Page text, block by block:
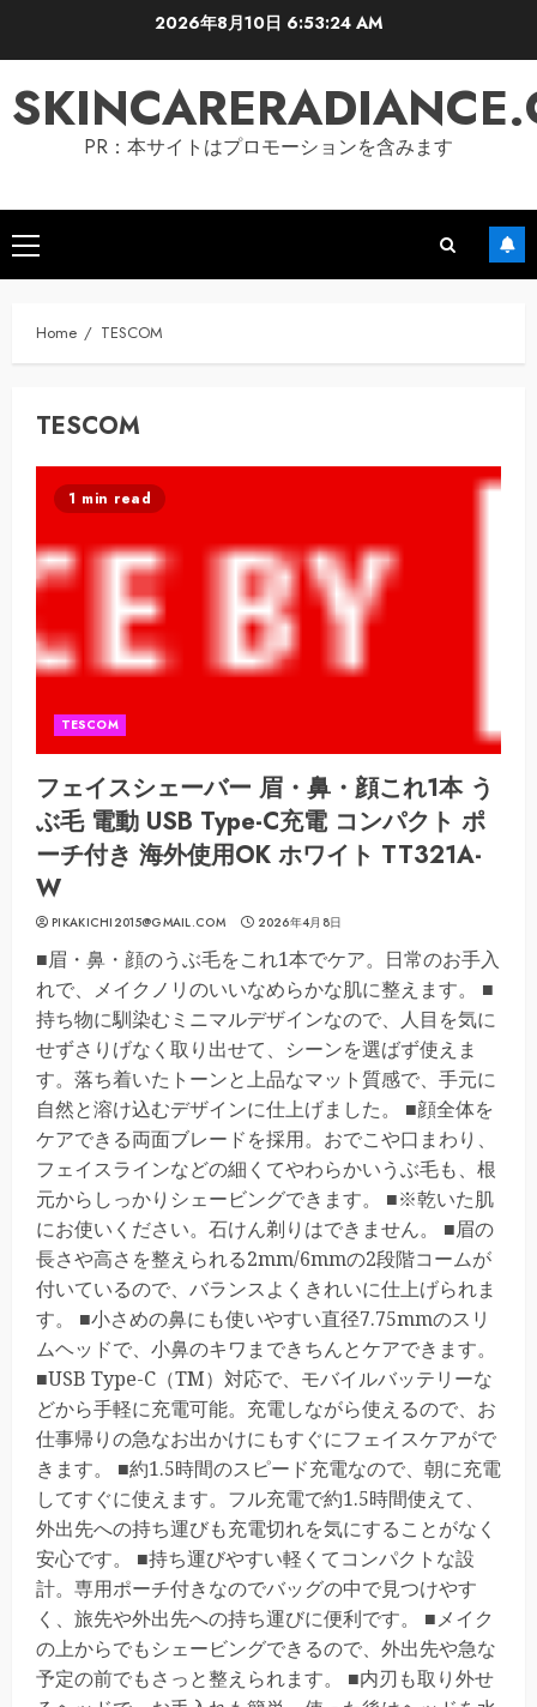
2026年8月10日 6:53:25 AM
PR：本サイトはプロモーションを含みます
Primary
Menu
Home TESCOM
TESCOM
1 min read
TESCOM
フェイスシェーバー 眉・鼻・顔これ1本 う
ぶ毛 電動 USB Type-C充電 コンパクト ポ
ーチ付き 海外使用OK ホワイト TT321A-
W
PIKAKICHI2015@GMAIL.COM 2026年4月8日
■眉・鼻・顔のうぶ毛をこれ1本でケア。日常のお手入
れで、メイクノリのいいなめらかな肌に整えます。 ■
持ち物に馴染むミニマルデザインなので、人目を気に
せずさりげなく取り出せて、シーンを選ばず使えま
す。落ち着いたトーンと上品なマット質感で、手元に
自然と溶け込むデザインに仕上げました。 ■顔全体を
ケアできる両面ブレードを採用。おでこや口まわり、
フェイスラインなどの細くてやわらかいうぶ毛も、根
元からしっかりシェービングできます。 ■※乾いた肌
にお使いください。石けん剃りはできません。 ■眉の
長さや高さを整えられる2mm/6mmの2段階コームが
付いているので、バランスよくきれいに仕上げられま
す。 ■小さめの鼻にも使いやすい直径7.75mmのスリ
ムヘッドで、小鼻のキワまできちんとケアできます。
■USB Type-C（TM）対応で、モバイルバッテリーな
どから手軽に充電可能。充電しながら使えるので、お
仕事帰りの急なお出かけにもすぐにフェイスケアがで
きます。 ■約1.5時間のスピード充電なので、朝に充電
してすぐに使えます。フル充電で約1.5時間使えて、
外出先への持ち運びも充電切れを気にすることがなく
安心です。 ■持ち運びやすい軽くてコンパクトな設
計。専用ポーチ付きなのでバッグの中で見つけやす
く、旅先や外出先への持ち運びに便利です。 ■メイク
の上からでもシェービングできるので、外出先や急な
予定の前でもさっと整えられます。 ■内刃も取り外せ